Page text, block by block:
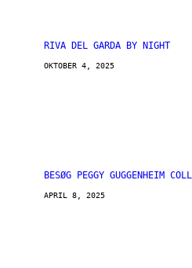
RIVA DEL GARDA BY NIGHT
OKTOBER 4, 2025
BESØG PEGGY GUGGENHEIM
APRIL 8, 2025